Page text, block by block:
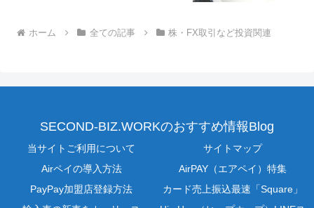
ホーム 全ての記事 株・FX取引など投資関連
SECOND-BIZ.WORKのおすすめ情報Blog
当サイトご利用について
サイトマップ
Airペイの導入方法
AirPAY（エアペイ）特集
PayPay加盟店登録方法
カード売上振込最速「Square」